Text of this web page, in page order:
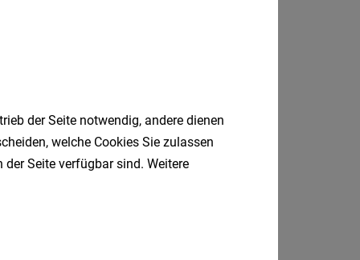
der Seite notwendig, andere dienen
welche Cookies Sie zulassen
Seite verfügbar sind. Weitere